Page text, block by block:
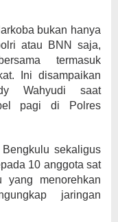
bukan hanya
atau BNN saja,
termasuk
Ini disampaikan
Wahyudi saat
pagi di Polres
sekaligus
10 anggota sat
yang menorehkan
jaringan